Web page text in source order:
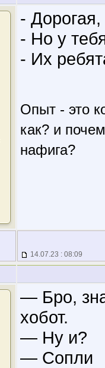
- Дорогая,
- Но у
- Их
Опыт - это
как? и
нафига?
14.07.23 : 08:09
— Бро,
хобот.
— Ну и?
— Сопли